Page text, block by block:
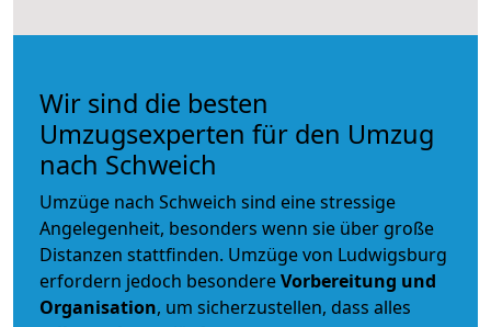
Wir sind die besten
Umzugsexperten für den Umzug
nach Schweich
Umzüge nach Schweich sind eine stressige
Angelegenheit, besonders wenn sie über große
Distanzen stattfinden. Umzüge von Ludwigsburg
erfordern jedoch besondereVorbereitung und
Organisation, um sicherzustellen, dass alles